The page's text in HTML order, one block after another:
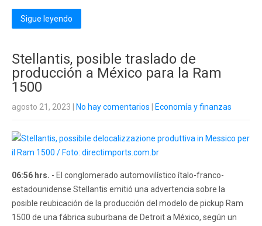
Sigue leyendo
Stellantis, posible traslado de
producción a México para la Ram
1500
agosto 21, 2023 No hay comentarios Economía y finanzas
06:56 hrs. - El conglomerado automovilístico ítalo-franco-
estadounidense Stellantis emitió una advertencia sobre la
posible reubicación de la producción del modelo de pickup Ram
1500 de una fábrica suburbana de Detroit a México, según un